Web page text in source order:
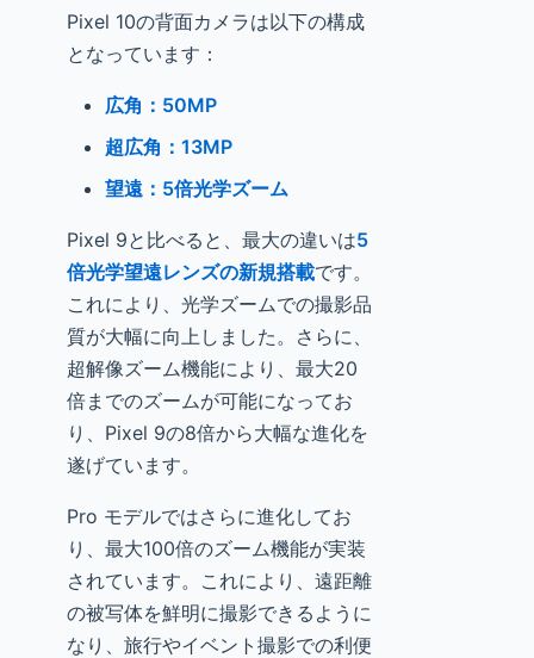
Pixel 10の背面カメラは以下の構成
となっています：
広角：50MP
超広角：13MP
望遠：5倍光学ズーム
Pixel 9と比べると、最大の違いは5
倍光学望遠レンズの新規搭載です。
これにより、光学ズームでの撮影品
質が大幅に向上しました。さらに、
超解像ズーム機能により、最大20
倍までのズームが可能になってお
り、Pixel 9の8倍から大幅な進化を
遂げています。
Pro モデルではさらに進化してお
り、最大100倍のズーム機能が実装
されています。これにより、遠距離
の被写体を鮮明に撮影できるように
なり、旅行やイベント撮影での利便